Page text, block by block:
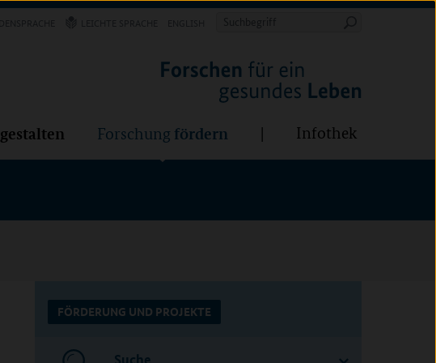
Suchbegriff
gestalten Forschung fördern Infothek
FÖRDERUNG UND PROJEKTE
Forschung Forschung fördern Infothek